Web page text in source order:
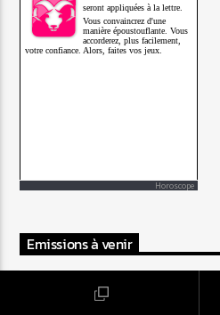
Horoscope
Emissions à venir
Buddha Bar